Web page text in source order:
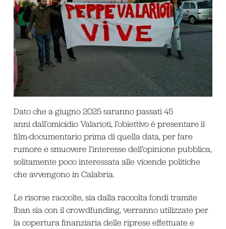
Dato che a giugno 2025 saranno passati 45
anni dall’omicidio Valarioti, l’obiettivo è presentare il
film-documentario prima di quella data, per fare
rumore e smuovere l’interesse dell’opinione pubblica,
solitamente poco interessata alle vicende politiche
che avvengono in Calabria.
Le risorse raccolte, sia dalla raccolta fondi tramite
Iban sia con il crowdfunding, verranno utilizzate per
la copertura finanziaria delle riprese effettuate e